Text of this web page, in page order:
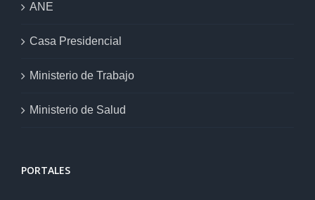
ANE
Casa Presidencial
Ministerio de Trabajo
Ministerio de Salud
PORTALES